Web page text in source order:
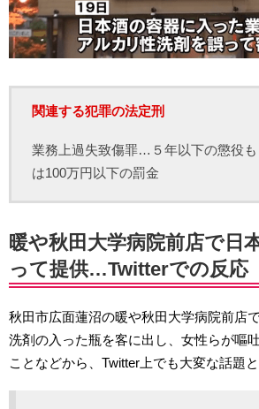
関連する犯罪の法定刑
業務上過失致傷罪…５年以下の懲役も
は100万円以下の罰金
暖や秋田大学病院前店で日
って提供…Twitterでの反応
秋田市広面蓮沼の暖や秋田大学病院前店
洗剤の入った瓶を客に出し、女性らが嘔
ことなどから、Twitter上でも大変な話題